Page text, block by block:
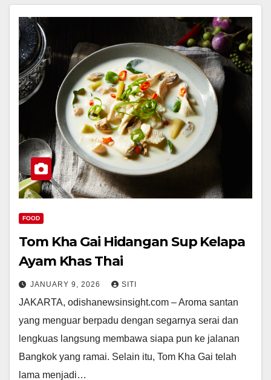
FOOD
Tom Kha Gai Hidangan Sup Kelapa
Ayam Khas Thai
JANUARY 9, 2026 SITI
JAKARTA, odishanewsinsight.com – Aroma santan
yang menguar berpadu dengan segarnya serai dan
lengkuas langsung membawa siapa pun ke jalanan
Bangkok yang ramai. Selain itu, Tom Kha Gai telah
lama menjadi…